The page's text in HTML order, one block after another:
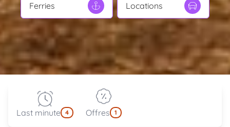
Ferries Locations
Last minute 4 Offres 1